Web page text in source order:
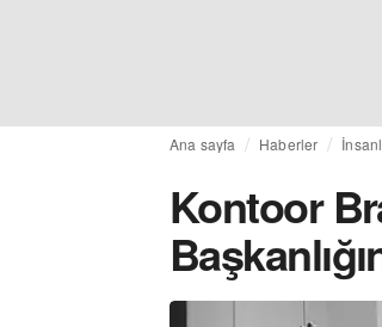
Ana sayfa Haberler
Kontoor